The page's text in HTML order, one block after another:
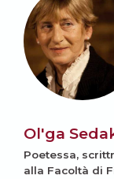
Ol'ga
Poetessa,
alla Facoltà di